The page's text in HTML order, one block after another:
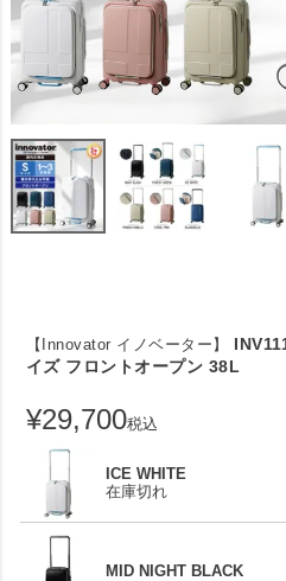
【Innovator イノベーター】
イズ フロントオープン 38L
¥29,700税込
ICE WHITE
在庫切れ
MID NIGHT BLACK